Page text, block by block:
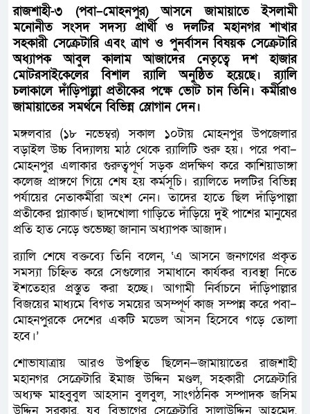
রাজশাহী-৩ (পবা–মোহনপুর) আসনে জামায়াতে ইসলামী
মনোনীত সংসদ সদস্য প্রার্থী ও দলটির মহানগর শাখার
সহকারী সেক্রেটারি এবং ত্রাণ ও পুনর্বাসন বিষয়ক সেক্রেটারি
অধ্যাপক আবুল কালাম আজাদের নেতৃত্বে দশ হাজার
মোটরসাইকেলের বিশাল র‌্যালি অনুষ্ঠিত হয়েছে। র‌্যালি
চলাকালে দাঁড়িপাল্লা প্রতীকের পক্ষে ভোট চান তিনি। কর্মীরাও
জামায়াতের সমর্থনে বিভিন্ন স্লোগান দেন।
মঙ্গলবার (১৮ নভেম্বর) সকাল ১০টায় মোহনপুর উপজেলার
বড়াইল উচ্চ বিদ্যালয় মাঠ থেকে র‌্যালিটি শুরু হয়। পরে পবা–
মোহনপুর এলাকার গুরুত্বপূর্ণ সড়ক প্রদক্ষিণ করে কাশিয়াডাঙ্গা
কলেজ প্রাঙ্গণে গিয়ে শেষ হয় কর্মসূচি। র‌্যালিতে দলটির বিভিন্ন
পর্যায়ের নেতাকর্মীরা অংশ নেন। তাদের হাতে ছিল দাঁড়িপাল্লা
প্রতীকের প্ল্যাকার্ড। ছাদখোলা গাড়িতে দাঁড়িয়ে দুই পাশের মানুষের
প্রতি হাত নেড়ে শুভেচ্ছা জানান অধ্যাপক আজাদ।
র‌্যালি শেষে বক্তব্যে তিনি বলেন, ‘এ আসনে জনগণের প্রকৃত
সমস্যা চিহ্নিত করে সেগুলোর সমাধানে কার্যকর ব্যবস্থা নিতে
ইশতেহার প্রস্তুত করা হচ্ছে। আগামী নির্বাচনে দাঁড়িপাল্লার
বিজয়ের মাধ্যমে বিগত সময়ের অসম্পূর্ণ কাজ সম্পন্ন করে পবা–
মোহনপুরকে দেশের একটি মডেল আসন হিসেবে গড়ে তোলা
হবে।’
শোভাযাত্রায় আরও উপস্থিত ছিলেন—জামায়াতের রাজশাহী
মহানগর সেক্রেটারি ইমাজ উদ্দিন মণ্ডল, সহকারী সেক্রেটারি
অধ্যক্ষ মাহবুবুল আহসান বুলবুল, সাংগঠনিক সম্পাদক জসিম